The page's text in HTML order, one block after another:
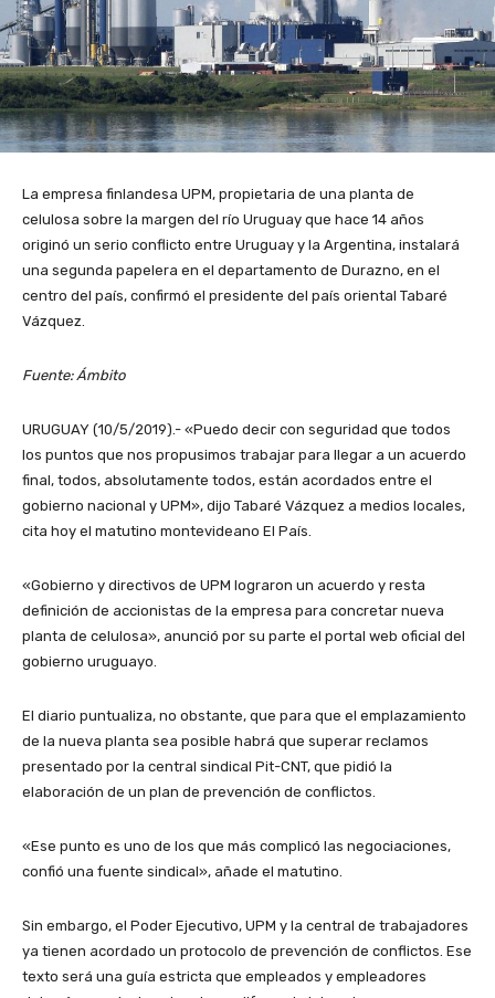
La empresa finlandesa UPM, propietaria de una planta de
celulosa sobre la margen del río Uruguay que hace 14 años
originó un serio conflicto entre Uruguay y la Argentina, instalará
una segunda papelera en el departamento de Durazno, en el
centro del país, confirmó el presidente del país oriental Tabaré
Vázquez.
Fuente: Ámbito
URUGUAY (10/5/2019).- «Puedo decir con seguridad que todos
los puntos que nos propusimos trabajar para llegar a un acuerdo
final, todos, absolutamente todos, están acordados entre el
gobierno nacional y UPM», dijo Tabaré Vázquez a medios locales,
cita hoy el matutino montevideano El País.
«Gobierno y directivos de UPM lograron un acuerdo y resta
definición de accionistas de la empresa para concretar nueva
planta de celulosa», anunció por su parte el portal web oficial del
gobierno uruguayo.
El diario puntualiza, no obstante, que para que el emplazamiento
de la nueva planta sea posible habrá que superar reclamos
presentado por la central sindical Pit-CNT, que pidió la
elaboración de un plan de prevención de conflictos.
«Ese punto es uno de los que más complicó las negociaciones,
confió una fuente sindical», añade el matutino.
Sin embargo, el Poder Ejecutivo, UPM y la central de trabajadores
ya tienen acordado un protocolo de prevención de conflictos. Ese
texto será una guía estricta que empleados y empleadores